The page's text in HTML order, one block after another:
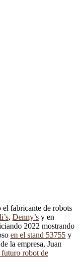
el fabricante de robots
, Denny’s y en
2022 mostrando
en el stand 53755 y
la empresa, Juan
robot de